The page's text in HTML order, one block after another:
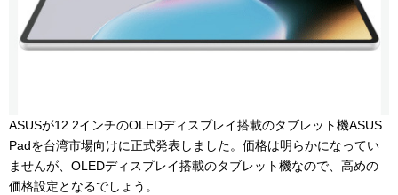
ASUSが12.2インチのOLEDディスプレイ搭載のタブレット機ASUS
Padを台湾市場向けに正式発表しました。価格は明らかになってい
ませんが、OLEDディスプレイ搭載のタブレット機なので、高めの
価格設定となるでしょう。